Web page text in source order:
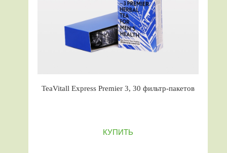
TeaVitall Express Premier 3, 30 фильтр-пакетов
КУПИТЬ